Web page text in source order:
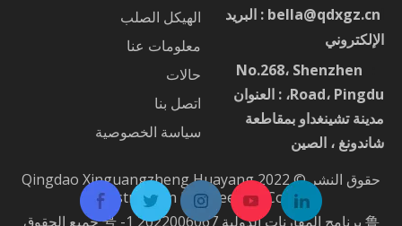
الهيكل الصلب
معلومات عنا
حالات
اتصل بنا
سياسة الخصوصية
bella@qdxgz.cn : البريد
الإلكتروني
No.268، Shenzhen
Road، Pingdu، : العنوان
مدينة تشينغداو بمقاطعة
شاندونغ ، الصين
حقوق النشر © 2022 Qingdao Xinguangzheng Huayang
Construction Engineering Co.، Ltd.
鲁 برنامج المقارنات الدولية 2022006067 号 -1
جميع الحقوق